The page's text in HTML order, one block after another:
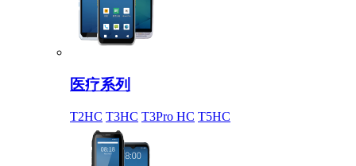
医疗系列
T2HC T3HC T3Pro HC T5HC